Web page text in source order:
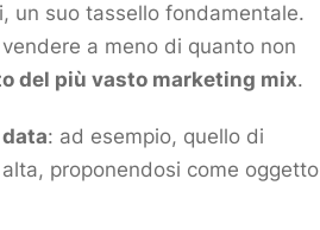
un suo tassello fondamentale.
a meno di quanto non
del più vasto marketing mix.
: ad esempio, quello di
proponendosi come oggetto